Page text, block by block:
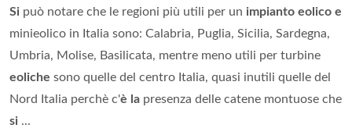
Si può notare che le regioni più utili per un impianto eolico e
minieolico in Italia sono: Calabria, Puglia, Sicilia, Sardegna,
Umbria, Molise, Basilicata, mentre meno utili per turbine
eoliche sono quelle del centro Italia, quasi inutili quelle del
Nord Italia perchè c'è la presenza delle catene montuose che
si ...